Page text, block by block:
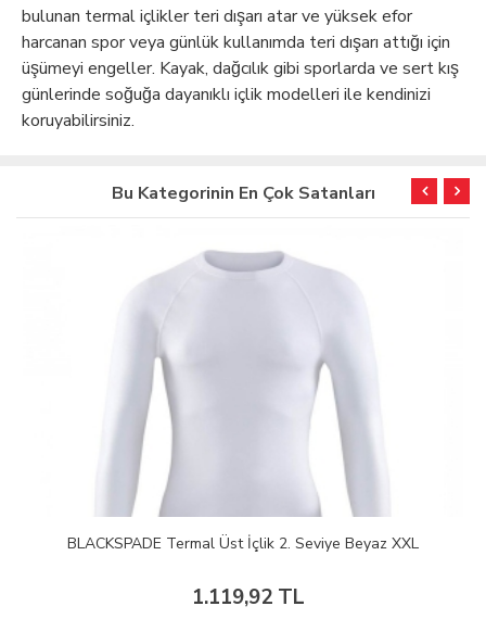
bulunan termal içlikler teri dışarı atar ve yüksek efor
harcanan spor veya günlük kullanımda teri dışarı attığı için
üşümeyi engeller. Kayak, dağcılık gibi sporlarda ve sert kış
günlerinde soğuğa dayanıklı içlik modelleri ile kendinizi
koruyabilirsiniz.
Bu Kategorinin En Çok Satanları
BLACKSPADE Termal Üst İçlik 2. Seviye Beyaz XXL
1.119,92 TL